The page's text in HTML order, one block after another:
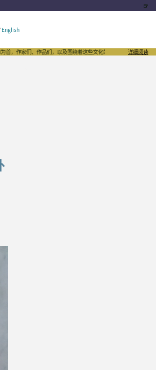
🍺
English
们，以及围绕着这些文化的千姿百态，向世界发出自豪的声
详细阅读